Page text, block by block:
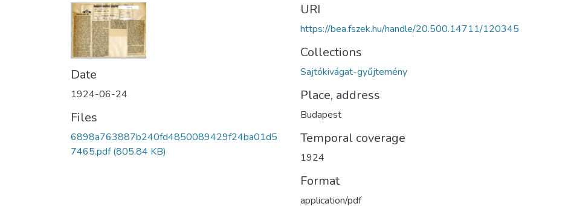
Date
1924-06-24
Files
6898a763887b240fd4850089429f24ba01d5
7465.pdf(805.84 KB)
URI
https://bea.fszek.hu/handle/20.500.14711/120345
Collections
Sajtókivágat-gyűjtemény
Place, address
Budapest
Temporal coverage
1924
Format
application/pdf